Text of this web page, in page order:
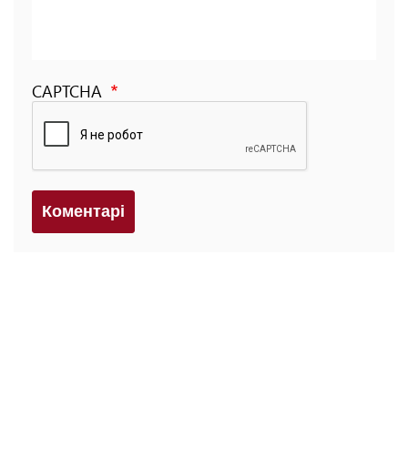
CAPTCHA
Коментарi